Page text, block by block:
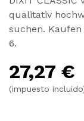
qualitativ
suchen. Kaufen
6.
27,27 €
(impuesto